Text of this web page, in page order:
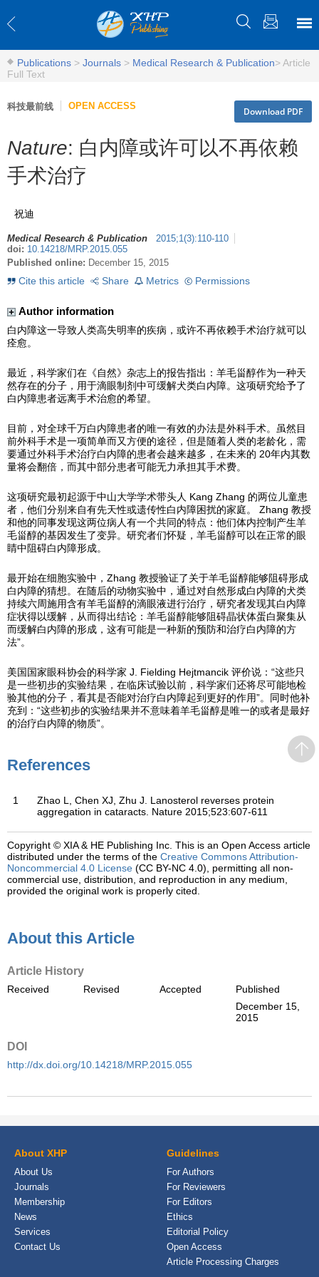
Publications > Journals > Medical Research & Publication>Article
Full Text
科技最前线 OPEN ACCESS Download PDF
Nature: 白内障或许可以不再依赖
手术治疗
祝迪
Medical Research & Publication 2015;1(3):110-110
doi: 10.14218/MRP.2015.055
Published online: December 15, 2015
Cite this article
Share Metrics Permissions
Author information
白内障这一导致人类高失明率的疾病，或许不再依赖手术治疗就可以
痊愈。
最近，科学家们在《自然》杂志上的报告指出：羊毛甾醇作为一种天
然存在的分子，用于滴眼制剂中可缓解犬类白内障。这项研究给予了
白内障患者远离手术治愈的希望。
目前，对全球千万白内障患者的唯一有效的办法是外科手术。虽然目
前外科手术是一项简单而又方便的途径，但是随着人类的老龄化，需
要通过外科手术治疗白内障的患者会越来越多，在未来的 20年内其数
量将会翻倍，而其中部分患者可能无力承担其手术费。
这项研究最初起源于中山大学学术带头人 Kang Zhang 的两位儿童患
者，他们分别来自有先天性或遗传性白内障困扰的家庭。 Zhang 教授
和他的同事发现这两位病人有一个共同的特点：他们体内控制产生羊
毛甾醇的基因发生了变异。研究者们怀疑，羊毛甾醇可以在正常的眼
睛中阻碍白内障形成。
最开始在细胞实验中，Zhang 教授验证了关于羊毛甾醇能够阻碍形成
白内障的猜想。在随后的动物实验中，通过对自然形成白内障的犬类
持续六周施用含有羊毛甾醇的滴眼液进行治疗，研究者发现其白内障
症状得以缓解，从而得出结论：羊毛甾醇能够阻碍晶状体蛋白聚集从
而缓解白内障的形成，这有可能是一种新的预防和治疗白内障的方
法”。
美国国家眼科协会的科学家 J. Fielding Hejtmancik 评价说：“这些只
是一些初步的实验结果，在临床试验以前，科学家们还将尽可能地检
验其他的分子，看其是否能对治疗白内障起到更好的作用”。同时他补
充到：“这些初步的实验结果并不意味着羊毛甾醇是唯一的或者是最好
的治疗白内障的物质”。
References
1
Zhao L, Chen XJ, Zhu J. Lanosterol reverses protein
aggregation in cataracts. Nature 2015;523:607-611
Copyright © XIA & HE Publishing Inc. This is an Open Access article
distributed under the terms of the Creative Commons Attribution-
Noncommercial 4.0 License (CC BY-NC 4.0), permitting all non-
commercial use, distribution, and reproduction in any medium,
provided the original work is properly cited.
About this Article
Article History
Received Revised Accepted
Published
December 15,
2015
DOI
http://dx.doi.org/10.14218/MRP.2015.055
About XHP
About Us
Journals
Membership
News
Services
Contact Us
Guidelines
For Authors
For Reviewers
For Editors
Ethics
Editorial Policy
Open Access
Article Processing Charges